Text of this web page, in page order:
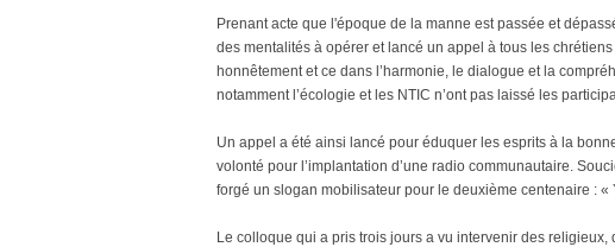
Prenant acte que l'époque de la manne est passée et
des mentalités à opérer et lancé un appel à tous les
honnêtement et ce dans l’harmonie, le dialogue et la
notamment l’écologie et les NTIC n’ont pas laissé les
Un appel a été ainsi lancé pour éduquer les esprits à la
volonté pour l’implantation d’une radio communautaire.
forgé un slogan mobilisateur pour le deuxième centenaire : «
Le colloque qui a pris trois jours a vu intervenir des